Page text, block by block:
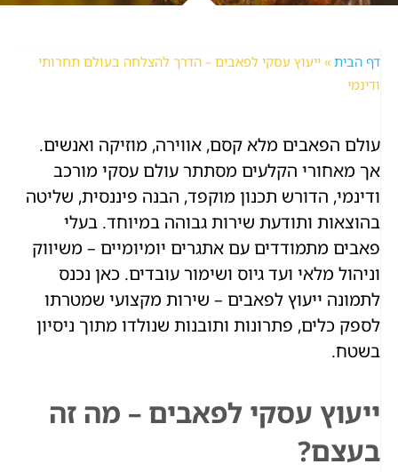
דף הבית » ייעוץ עסקי לפאבים – הדרך להצלחה בעולם תחרותי
ודינמי
עולם הפאבים מלא קסם, אווירה, מוזיקה ואנשים.
אך מאחורי הקלעים מסתתר עולם עסקי מורכב
ודינמי, הדורש תכנון מוקפד, הבנה פיננסית, שליטה
בהוצאות ותודעת שירות גבוהה במיוחד. בעלי
פאבים מתמודדים עם אתגרים יומיומיים – משיווק
וניהול מלאי ועד גיוס ושימור עובדים. כאן נכנס
לתמונה ייעוץ לפאבים – שירות מקצועי שמטרתו
לספק כלים, פתרונות ותובנות שנולדו מתוך ניסיון
בשטח.
ייעוץ עסקי לפאבים – מה זה
בעצם?